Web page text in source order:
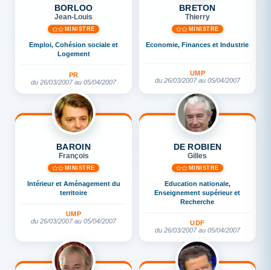
BORLOO
Jean-Louis
MINISTRE
Emploi, Cohésion sociale et
Logement
PR
du 26/03/2007 au 05/04/2007
BRETON
Thierry
MINISTRE
Economie, Finances et Industrie
UMP
du 26/03/2007 au 05/04/2007
BAROIN
François
MINISTRE
Intérieur et Aménagement du
territoire
UMP
du 26/03/2007 au 05/04/2007
DE ROBIEN
Gilles
MINISTRE
Education nationale,
Enseignement supérieur et
Recherche
UDF
du 26/03/2007 au 05/04/2007